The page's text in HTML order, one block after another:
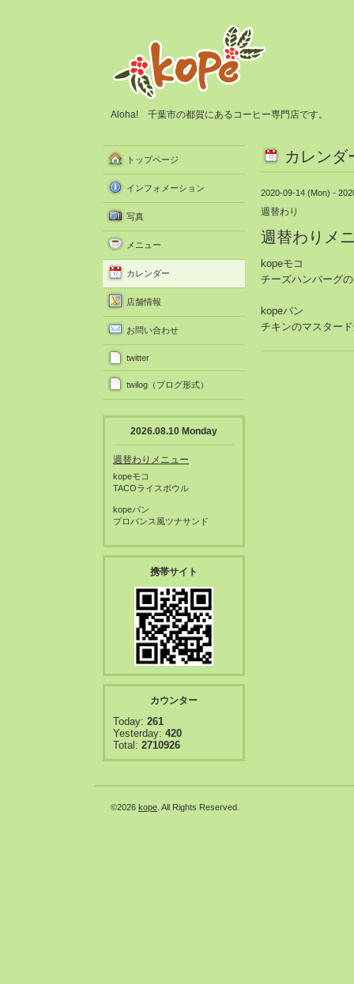
Aloha! 千葉市の都賀にあるコーヒー専門店です。
カレンダ
2020-09-14 (Mon) -
週替わり
週替わりメ
kopeモコ
チーズハンバーグ
kopeパン
チキンのマスター
トップページ
インフォメーション
写真
メニュー
カレンダー
店舗情報
お問い合わせ
twitter
twilog（ブログ形式）
2026.08.10 Monday
週替わりメニュー
kopeモコ
TACOライスボウル
kopeパン
プロバンス風ツナサンド
携帯サイト
カウンター
Today: 261
Yesterday: 420
Total: 2710926
©2026 kope . All Rights Reserved.